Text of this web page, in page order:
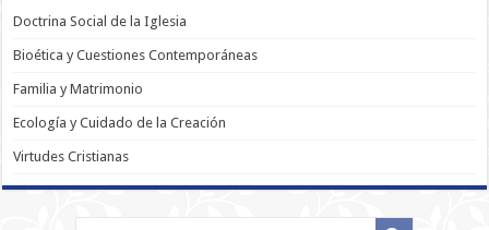
Doctrina Social de la Iglesia
Bioética y Cuestiones Contemporáneas
Familia y Matrimonio
Ecología y Cuidado de la Creación
Virtudes Cristianas